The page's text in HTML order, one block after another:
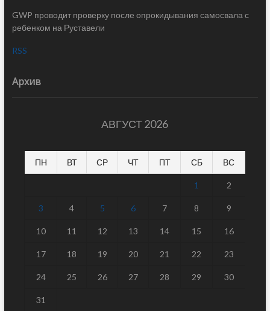
GWP проводит проверку после опрокидывания самосвала с
ребенком на Руставели
RSS
Архив
АВГУСТ 2026
ПН ВТ СР ЧТ ПТ СБ ВС
1 2
3 4 5 6 7 8 9
10 11 12 13 14 15 16
17 18 19 20 21 22 23
24 25 26 27 28 29 30
31